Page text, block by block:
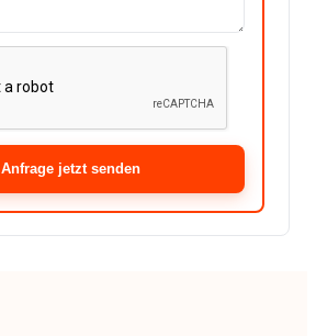
Anfrage jetzt senden